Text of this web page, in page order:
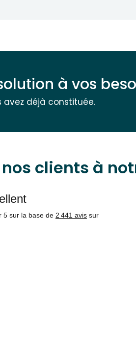
à vos
avez déjà constituée.
clients à